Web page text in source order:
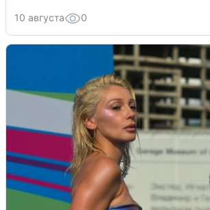
10 августа 0